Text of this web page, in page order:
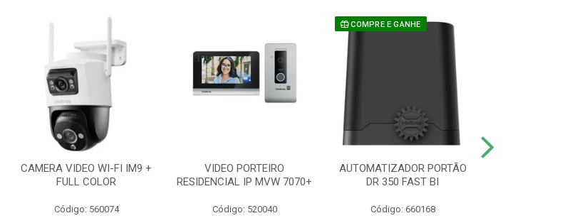
CAMERA VIDEO WI-FI IM9 +
FULL COLOR
Código: 560074
VIDEO PORTEIRO
RESIDENCIAL IP MVW 7070+
Código: 520040
COMPRE E GANHE
AUTOMATIZADOR PORTÃO
DR 350 FAST BI
Código: 660168